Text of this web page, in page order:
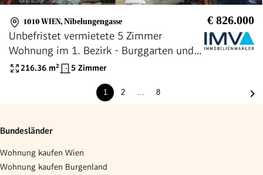
1010 WIEN, Nibelungengasse € 826.000
Unbefristet vermietete 5 Zimmer
Wohnung im 1. Bezirk - Burggarten und
Mariahilfer Straße ums Eck!
216.36 m² 5 Zimmer
1 2 8
Bundesländer
Wohnung kaufen Wien
Wohnung kaufen Burgenland